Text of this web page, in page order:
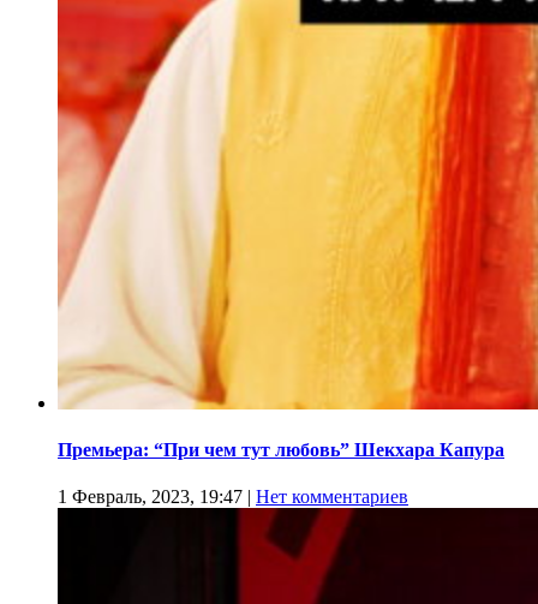
Премьера: “При чем тут любовь” Шекхара Капура
1 Февраль, 2023, 19:47 | Нет комментариев